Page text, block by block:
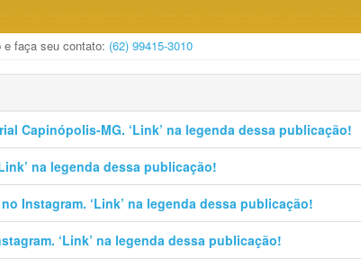
e faça seu contato: (62) 99415-3010
Capinópolis-MG. ‘Link’ na legenda dessa publicação!
na legenda dessa publicação!
Instagram. ‘Link’ na legenda dessa publicação!
‘Link’ na legenda dessa publicação!